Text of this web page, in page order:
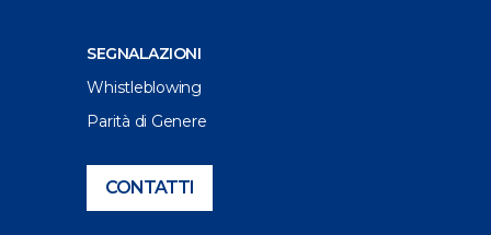
SEGNALAZIONI
Whistleblowing
Parità di Genere
CONTATTI